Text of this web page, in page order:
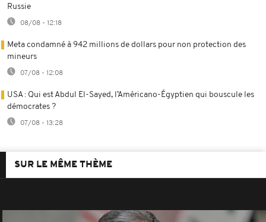
Russie
08/08 - 12:18
Meta condamné à 942 millions de dollars pour non protection des
mineurs
07/08 - 12:08
USA : Qui est Abdul El-Sayed, l’Américano-Égyptien qui bouscule les
démocrates ?
07/08 - 13:28
SUR LE MÊME THÈME